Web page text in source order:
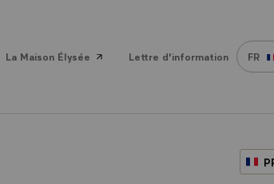
La Maison Élysée Lettre d'information FR